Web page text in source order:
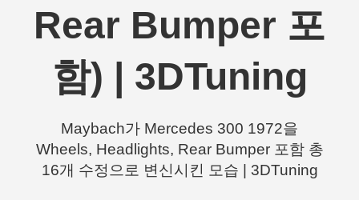
Rear Bumper 포
함) | 3DTuning
Maybach가 Mercedes 300 1972을
Wheels, Headlights, Rear Bumper 포함 총
16개 수정으로 변신시킨 모습 | 3DTuning